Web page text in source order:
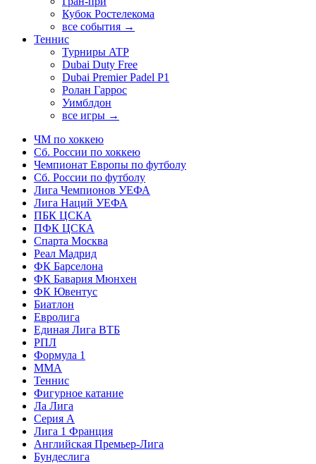
Кубок Ростелекома
все события →
Теннис
Турниры ATP
Dubai Duty Free
Dubai Premier Padel P1
Ролан Гаррос
Уимблдон
все игры →
ЧМ по хоккею
Сб. России по хоккею
Чемпионат Европы по футболу
Сб. России по футболу
Лига Чемпионов УЕФА
Лига Наций УЕФА
ПБК ЦСКА
ПФК ЦСКА
Спарта Москва
Реал Мадрид
ФК Барселона
ФК Бавария Мюнхен
ФК Ювентус
Биатлон
Евролига
Единая Лига ВТБ
РПЛ
Формула 1
MMA
Теннис
Фигурное катание
Ла Лига
Серия А
Лига 1 Франция
Английская Премьер-Лига
Бундеслига